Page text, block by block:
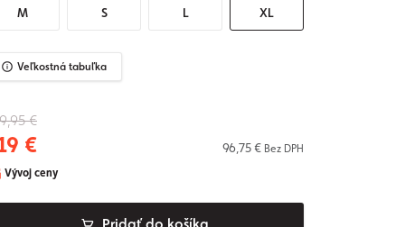
M S L XL
Veľkostná tabuľka
€
€ 96,75 € Bez DPH
Vývoj ceny